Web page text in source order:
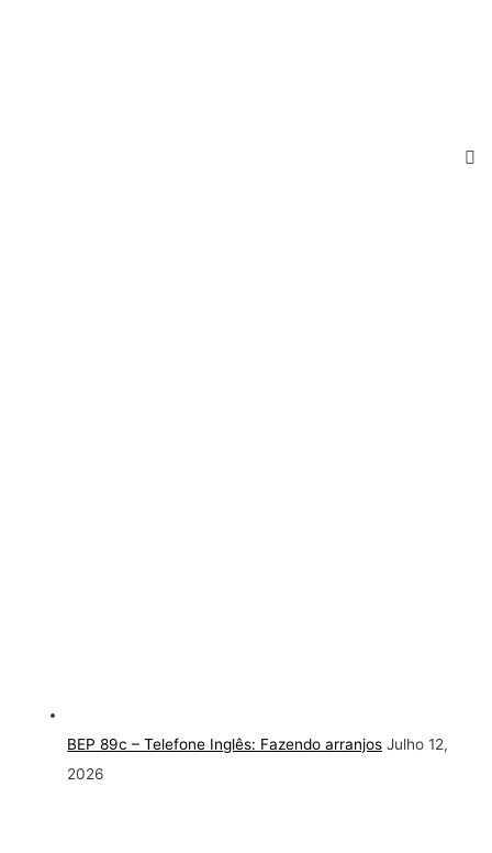
BEP 89c – Telefone Inglês: Fazendo arranjos Julho 12,
2026